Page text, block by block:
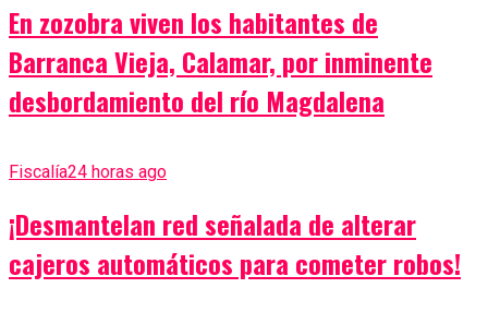
En zozobra viven los habitantes de
Barranca Vieja, Calamar, por inminente
desbordamiento del río Magdalena
Fiscalía24 horas ago
¡Desmantelan red señalada de alterar
cajeros automáticos para cometer robos!